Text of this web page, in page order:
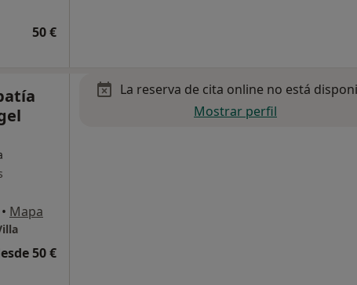
50 €
• Mapa
50 €
La reserva de cita online no está
Mostrar perfil